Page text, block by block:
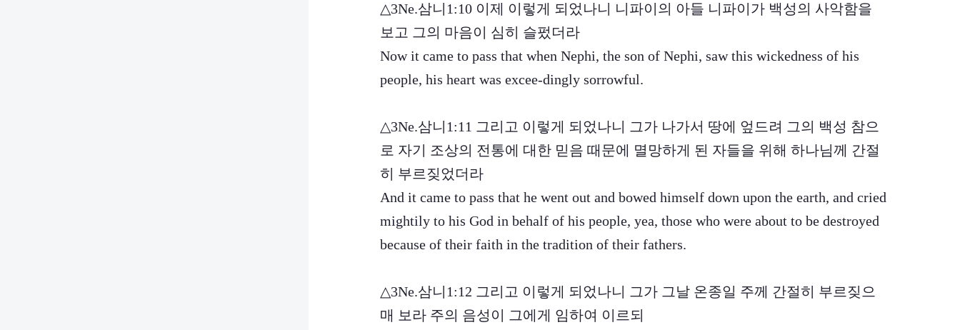
△3Ne.삼니1:10 이제 이렇게 되었나니 니파이의 아들 니파이가 백성의 사악함을
보고 그의 마음이 심히 슬펐더라
Now it came to pass that when Nephi, the son of Nephi, saw this wickedness of his
people, his heart was excee-dingly sorrowful.
△3Ne.삼니1:11 그리고 이렇게 되었나니 그가 나가서 땅에 엎드려 그의 백성 참으
로 자기 조상의 전통에 대한 믿음 때문에 멸망하게 된 자들을 위해 하나님께 간절
히 부르짖었더라
And it came to pass that he went out and bowed himself down upon the earth, and cried
mightily to his God in behalf of his people, yea, those who were about to be destroyed
because of their faith in the tradition of their fathers.
△3Ne.삼니1:12 그리고 이렇게 되었나니 그가 그날 온종일 주께 간절히 부르짖으
매 보라 주의 음성이 그에게 임하여 이르되